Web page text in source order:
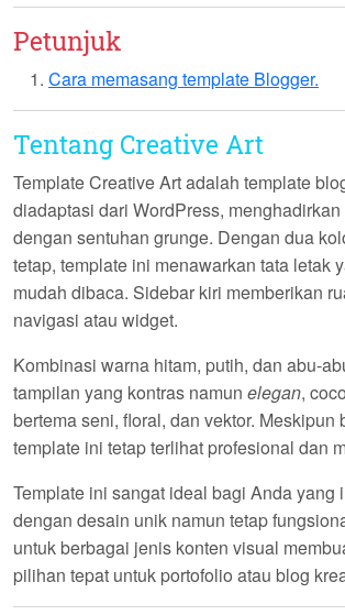
Petunjuk
Cara memasang template Blogger.
Tentang Creative Art
TemplateCreative Artadalah template
diadaptasi dari WordPress,
dengan sentuhan grunge. Dengan dua
tetap, template ini menawarkan tata letak
mudah dibaca. Sidebar kiri memberikan
navigasi atau widget.
Kombinasi warna hitam, putih, dan abu-
tampilan yang kontras namun elegan,
bertema seni, floral, dan vektor. Meskipun
template ini tetap terlihat profesional dan
Template ini sangat ideal bagi Anda yang
dengan desain unik namun tetap
untuk berbagai jenis konten visual
pilihan tepat untuk portofolio atau blog